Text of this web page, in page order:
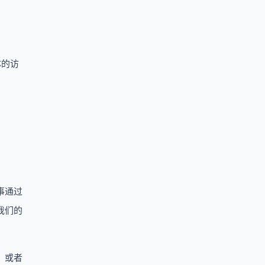
访
通过
们的
或者